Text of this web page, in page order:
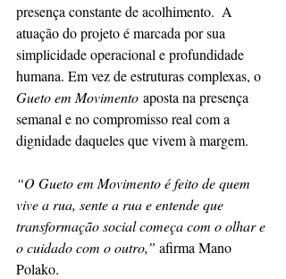
presença constante de acolhimento.  A
atuação do projeto é marcada por sua
simplicidade operacional e profundidade
humana. Em vez de estruturas complexas, o
Gueto em Movimento aposta na presença
semanal e no compromisso real com a
dignidade daqueles que vivem à margem.
“O Gueto em Movimento é feito de quem
vive a rua, sente a rua e entende que
transformação social começa com o olhar e
o cuidado com o outro,” afirma Mano
Polako.